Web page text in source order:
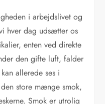
i arbejdslivet og
hver dag udsætter os
enten ved direkte
den gifte luft, falder
allerede ses i
store mænge smok,
Smok er utrolig